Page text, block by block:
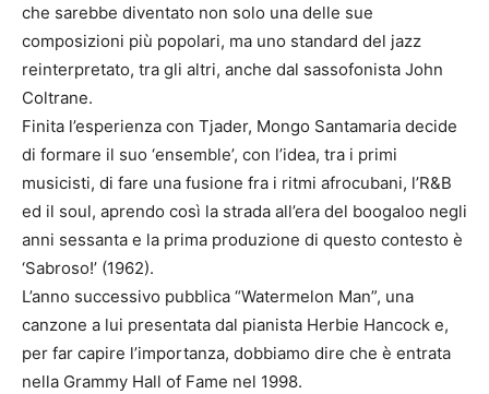
che sarebbe diventato non solo una delle sue
composizioni più popolari, ma uno standard del jazz
reinterpretato, tra gli altri, anche dal sassofonista John
Coltrane.
Finita l’esperienza con Tjader, Mongo Santamaria decide
di formare il suo ‘ensemble’, con l’idea, tra i primi
musicisti, di fare una fusione fra i ritmi afrocubani, l’R&B
ed il soul, aprendo così la strada all’era del boogaloo negli
anni sessanta e la prima produzione di questo contesto è
‘Sabroso!’ (1962).
L’anno successivo pubblica “Watermelon Man”, una
canzone a lui presentata dal pianista Herbie Hancock e,
per far capire l’importanza, dobbiamo dire che è entrata
nella Grammy Hall of Fame nel 1998.